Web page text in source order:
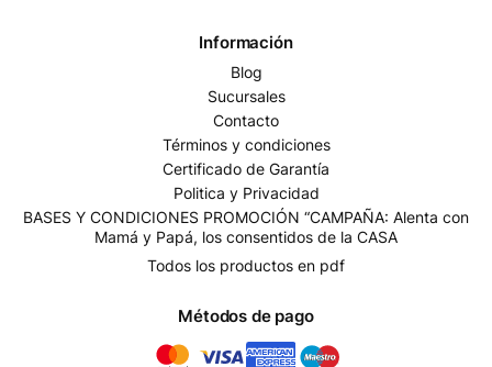
Información
Blog
Sucursales
Contacto
Términos y condiciones
Certificado de Garantía
Politica y Privacidad
BASES Y CONDICIONES PROMOCIÓN “CAMPAÑA: Alenta con
Mamá y Papá, los consentidos de la CASA
Todos los productos en pdf
Métodos de pago